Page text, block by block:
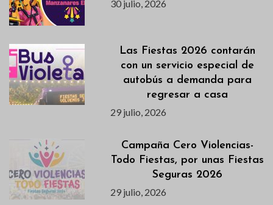
30 julio, 2026
Las Fiestas 2026 contarán
con un servicio especial de
autobús a demanda para
regresar a casa
29 julio, 2026
Campaña Cero Violencias-
Todo Fiestas, por unas Fiestas
Seguras 2026
29 julio, 2026